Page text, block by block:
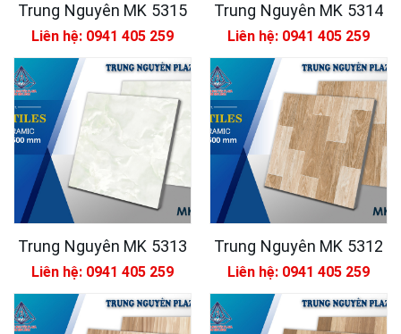
Trung Nguyên MK 5315
Liên hệ: 0941 405 259
Trung Nguyên MK 5314
Liên hệ: 0941 405 259
Trung Nguyên MK 5313
Liên hệ: 0941 405 259
Trung Nguyên MK 5312
Liên hệ: 0941 405 259